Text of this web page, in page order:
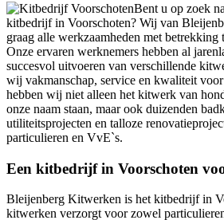
Bent u op zoek
kitbedrijf in Voorschoten? Wij van
graag alle werkzaamheden met
Onze ervaren werknemers hebben al
succesvol uitvoeren van verschillende
wij vakmanschap, service en kwaliteit
hebben wij niet alleen het kitwerk van
onze naam staan, maar ook duizenden
utiliteitsprojecten en talloze
particulieren en VvE`s.
Een kitbedrijf in Voorschoten
Bleijenberg Kitwerken is het kitbedrijf in
kitwerken verzorgt voor zowel